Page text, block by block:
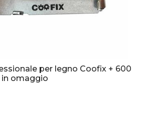
per legno Coofix + 600
omaggio